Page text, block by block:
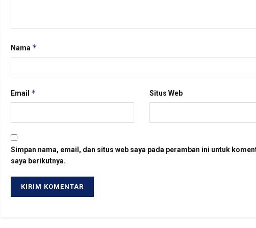
Nama *
Email * Situs Web
Simpan nama, email, dan situs web saya pada peramban ini untuk
saya berikutnya.